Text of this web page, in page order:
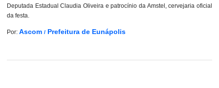
Deputada Estadual Claudia Oliveira e patrocínio da Amstel, cervejaria oficial
da festa.
Por: Ascom / Prefeitura de Eunápolis